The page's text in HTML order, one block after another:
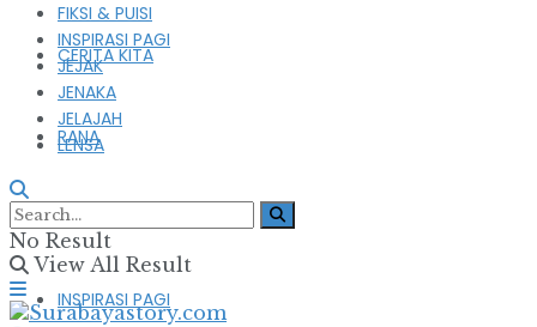
CERITA KITA
RANA
FIKSI & PUISI
INSPIRASI PAGI
FIKSI & PUISI
INSPIRASI PAGI
JEJAK
JENAKA
JELAJAH
LENSA
No Result
View All Result